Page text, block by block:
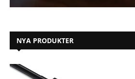
NYA PRODUKTER